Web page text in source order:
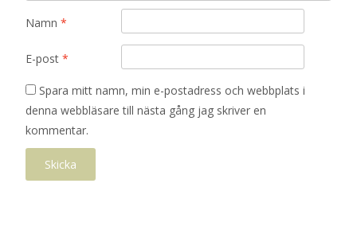
Namn *
E-post *
Spara mitt namn, min e-postadress och webbplats i
denna webbläsare till nästa gång jag skriver en
kommentar.